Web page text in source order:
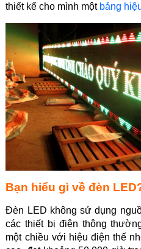
thiết kế cho mình một bảng
Bạn hiểu gì về đèn
Đèn LED không sử dụng
các thiết bị điện thông
một chiều với hiệu điện thế